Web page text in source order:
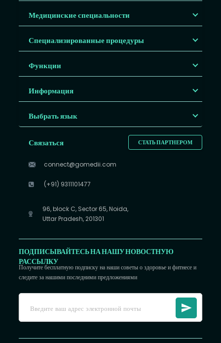
Медицинские специальности
Специализированные процедуры
Функции
Информация
Выбрать язык
СТАТЬ ПАРТНЕРОМ
Связаться
connect@gomedii.com
(+91) 9311101477
96, block C, Sector 65, Noida,
Uttar Pradesh, 201301
ПОДПИСЫВАЙТЕСЬ НА НАШУ НОВОСТНУЮ
РАССЫЛКУ
Получите бесплатную подписку на наши советы о здоровье и фитнесе и
следите за нашими последними предложениями